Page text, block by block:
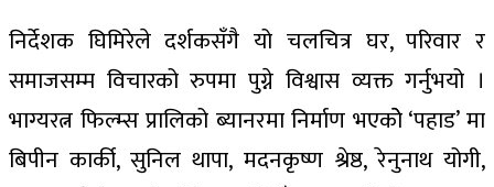
निर्देशक घिमिरेले दर्शकसँगै यो चलचित्र घर, परिवार र
समाजसम्म विचारको रुपमा पुग्ने विश्वास व्यक्त गर्नुभयो ।
भाग्यरत्न फिल्म्स प्रालिको ब्यानरमा निर्माण भएकोे ‘पहाड’ मा
बिपीन कार्की, सुनिल थापा, मदनकृष्ण श्रेष्ठ, रेनुनाथ योगी,